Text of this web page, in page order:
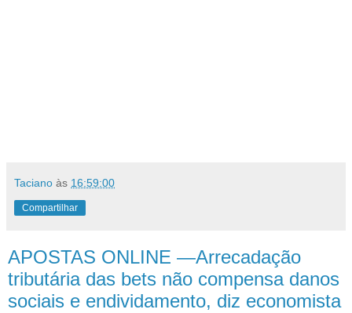
Taciano às 16:59:00
Compartilhar
APOSTAS ONLINE —Arrecadação
tributária das bets não compensa danos
sociais e endividamento, diz economista